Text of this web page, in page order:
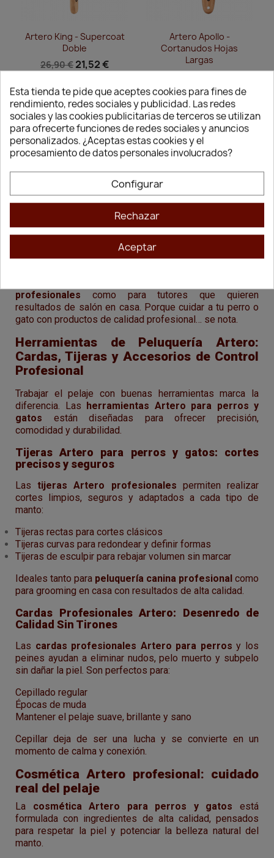
 Vista rápida
Artero King - Supercoat
Doble
26,90 € 21,52 €
Vista rápida
Artero Apollo -
Cortanudos Hojas
Largas
1 2
profesional para perros y gatos
Artero es sinónimo depeluquería profesional para
. Con más de 100 años de experiencia, esta
canina y felina, herramientas de grooming y cuidado del
profesionales como para tutores que quieren
resultados de salón en casa. Porque cuidar a tu perro o
gato con productos de calidad profesional… se nota.
Herramientas de Peluquería Artero:
Cardas, Tijeras y Accesorios de Control
Profesional
Trabajar el pelaje con buenas herramientas marca la
diferencia. Las
herramientas Artero para perros y
gatos están diseñadas para ofrecer precisión,
comodidad y durabilidad.
Tijeras Artero para perros y gatos: cortes
precisos y seguros
Lastijeras Artero profesionales permiten realizar
cortes limpios, seguros y adaptados a cada tipo de
manto:
Tijeras rectas para cortes clásicos
Tijeras curvas para redondear y definir formas
Tijeras de esculpir para rebajar volumen sin marcar
Ideales tanto para peluquería canina profesional como
para grooming en casa con resultados de alta calidad.
Cardas Profesionales Artero: Desenredo de
Calidad Sin Tirones
Las cardas profesionales Artero para perros y los
peines ayudan a eliminar nudos, pelo muerto y subpelo
sin dañar la piel. Son perfectos para:
Cepillado regular
Épocas de muda
Mantener el pelaje suave, brillante y sano
Cepillar deja de ser una lucha y se convierte en un
momento de calma y conexión.
Cosmética Artero profesional: cuidado
real del pelaje
La cosmética Artero para perros y gatos está
formulada con ingredientes de alta calidad, pensados
para respetar la piel y potenciar la belleza natural del
manto.
Esta tienda te pide que aceptes cookies para fines de
rendimiento, redes sociales y publicidad. Las redes
sociales y las cookies publicitarias de terceros se utilizan
para ofrecerte funciones de redes sociales y anuncios
personalizados. ¿Aceptas estas cookies y el
procesamiento de datos personales involucrados?
Configurar
Rechazar
Aceptar